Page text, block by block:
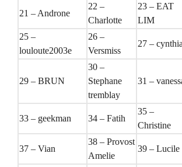
21 – Androne
22 –
Charlotte
23 – EAT
LIM
25 –
louloute2003e
26 –
Versmiss
27 – cynthia
29 – BRUN
30 –
Stephane
tremblay
31 –
33 – geekman 34 – Fatih
35 –
Christine
37 – Vian
38 – Provost
Amelie
39 – Lucile